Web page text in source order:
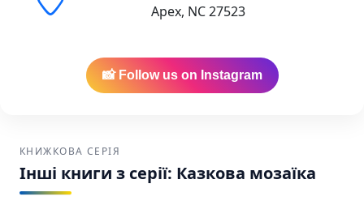
Apex, NC 27523
📸 Follow us on Instagram
КНИЖКОВА СЕРІЯ
Інші книги з серії: Казкова мозаїка